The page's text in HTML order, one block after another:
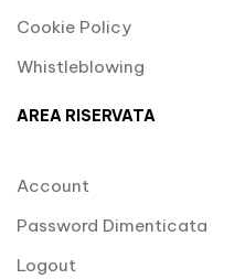
Cookie Policy
Whistleblowing
AREA RISERVATA
Account
Password Dimenticata
Logout